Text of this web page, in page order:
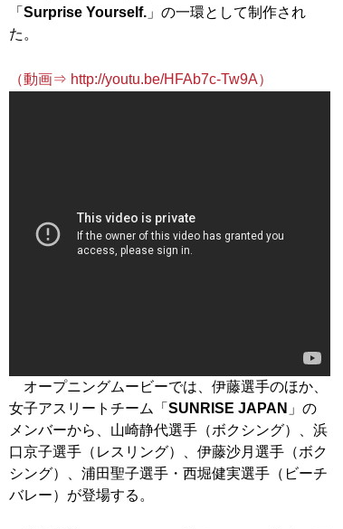
「 Surprise Yourself. 」の一環として制作され
た。
（動画⇒ http://youtu.be/HFAb7c-Tw9A）
オープニングムービーでは、伊藤選手のほか、
女子アスリートチーム「 SUNRISE JAPAN 」の
メンバーから、山崎静代選手（ボクシング）、浜
口京子選手（レスリング）、伊藤沙月選手（ボク
シング）、浦田聖子選手・西堀健実選手（ビーチ
バレー）が登場する。